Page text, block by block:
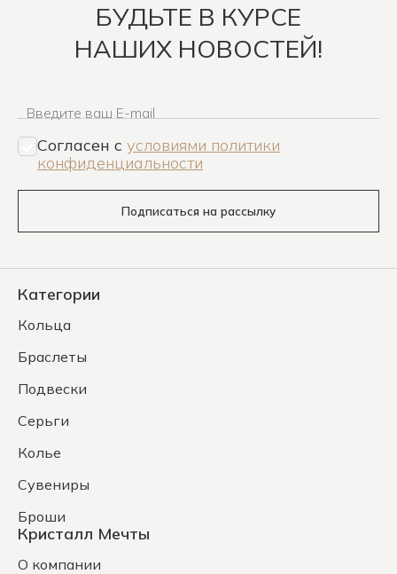
БУДЬТЕ В КУРСЕ
НАШИХ НОВОСТЕЙ!
Введите ваш E-mail
Согласен c условиями политики
конфиденциальности
Подписаться на рассылку
Категории
Кольца
Браслеты
Подвески
Серьги
Колье
Сувениры
Броши
Кристалл Мечты
О компании